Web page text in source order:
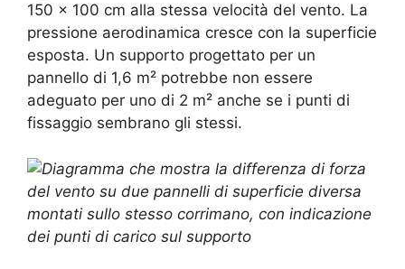
150 × 100 cm alla stessa velocità del vento. La
pressione aerodinamica cresce con la superficie
esposta. Un supporto progettato per un
pannello di 1,6 m² potrebbe non essere
adeguato per uno di 2 m² anche se i punti di
fissaggio sembrano gli stessi.